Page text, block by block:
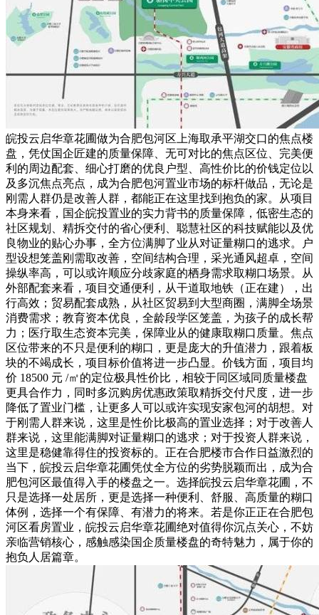
皖投云启华章花圃做为合肥包河区上海取承平湖交口的焦点楼
盘，凭仗国企匠建的质量保障、无可对比的焦点区位、完美便
利的周边配套、细心打磨的优良户型、高性价比的价钱定位以
及多沉焦点亮点，成为合肥包河置业市场的标杆做品，无论是
刚需人群仍是改善人群，都能正在这里找到抱负的家。从项目
本身来看，国企皖投置业的实力背书的质量保障，低密生态的
社区规划、精拆交付的省心便利、聪慧社区的科技赋能以及优
良物业的贴心办事，全方位满脚了业从对证量糊口的逃求。户
型设想笼盖刚需取改善，空间结构合理，采光通风超卓，空间
操纵率高，可以或许顺应分歧家庭的栖身需求取糊口场景。从
外部配套来看，项目交通便利，从干道取地铁（正在建），出
行高效；贸易配套成熟，从社区贸易到大型商圈，满脚全场景
消费需求；教育资本优良，全龄段学区笼盖，为孩子的成长帮
力；医疗取生态资本完美，保障业从的健康取糊口质量。焦点
区位带来的不只是便利的糊口，更是庞大的升值潜力，跟着板
块的不竭成长，项目标价值将进一步凸显。价钱方面，项目均
价 18500 元 /㎡的定位极具性价比，相较于同区域同质量楼盘
更具合作力，同时多沉购房优惠政策取精拆交付尺度，进一步
降低了置业门槛，让更多人可以或许实现安家包河的胡想。对
于刚需人群来说，这里是性价比极高的置业选择；对于改善人
群来说，这里能满脚对证量糊口的逃求；对于投资人群来说，
这里是稳健靠得住的投资标的。正在合肥楼市合作日益激烈的
当下，皖投云启华章花圃凭仗全方位的劣势脱颖而出，成为合
肥包河区最值得入手的楼盘之一。选择皖投云启华章花圃，不
只是选择一处居所，更是选择一种便利、舒服、高质量的糊口
体例，选择一个有保障、有潜力的将来。若是你正正在合肥包
河区看房置业，皖投云启华章花圃绝对值得你沉点关心，不妨
亲临营销核心，感触感染国企质量楼盘的奇特魅力，属于你的
抱负人居篇章。